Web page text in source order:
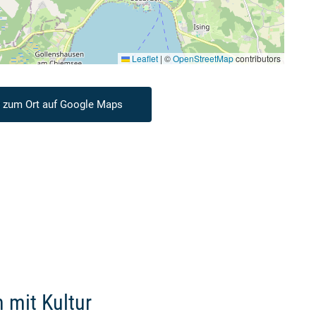
Leaflet | ©OpenStreetMapcontributors
zum Ort auf Google Maps
mit Kultur